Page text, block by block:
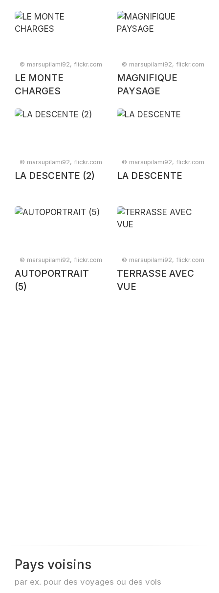
© marsupilami92, flickr.com
LE MONTE
CHARGES
© marsupilami92, flickr.com
MAGNIFIQUE
PAYSAGE
© marsupilami92, flickr.com
LA DESCENTE (2)
© marsupilami92, flickr.com
LA DESCENTE
© marsupilami92, flickr.com
AUTOPORTRAIT
(5)
© marsupilami92, flickr.com
TERRASSE AVEC
VUE
Pays voisins
par ex. pour des voyages ou des vols